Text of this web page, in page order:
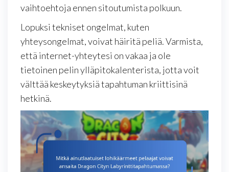
vaihtoehtoja ennen sitoutumista polkuun.
Lopuksi tekniset ongelmat, kuten
yhteysongelmat, voivat häiritä peliä. Varmista,
että internet-yhteytesi on vakaa ja ole
tietoinen pelin ylläpitokalenterista, jotta voit
välttää keskeytyksiä tapahtuman kriittisinä
hetkinä.